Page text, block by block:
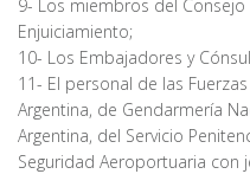
9- Los miembros del
Enjuiciamiento;
10- Los Embajadores y
11- El personal de las
Argentina, de Gendarmería
Argentina, del Servicio
Seguridad Aeroportuaria